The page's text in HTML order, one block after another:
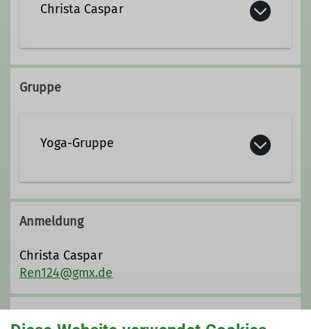
Christa Caspar
Gruppe
Yoga-Gruppe
Die Kraft der Natur spüren, frische
Bergluft atmen und die Stille unserer
Wälder erfahren – Wandern ist ein
wohltuendes Fest für alle Sinne und
fördert die Gesundheit von Körper,
Atmung und Empfindungen des
Anmeldung
Christa Caspar
Ren124@gmx.de